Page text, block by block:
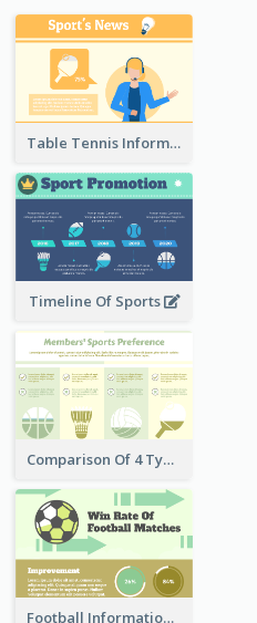
Table Tennis Informative Clipart
Timeline Of Sports
Comparison Of 4 Types of Sports
Football Information